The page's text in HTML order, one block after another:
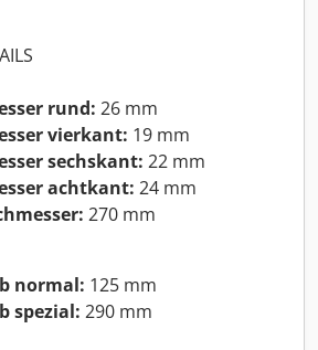
rund: 26 mm
vierkant: 19 mm
sechskant: 22 mm
achtkant: 24 mm
270 mm
normal: 125 mm
spezial: 290 mm